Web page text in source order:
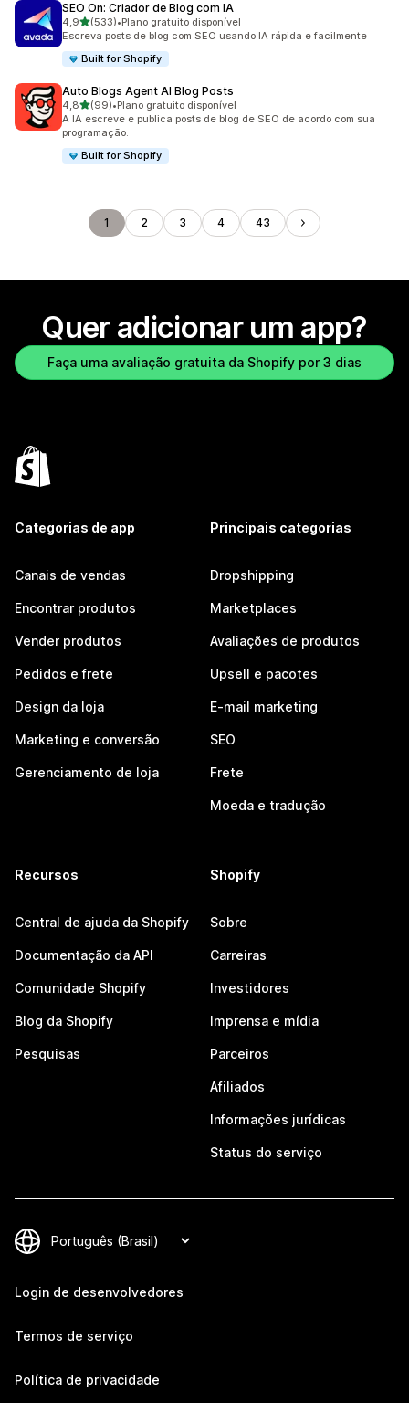
SEO On: Criador de Blog com IA
4,9de 5 estrelas
(533)
533 avaliações ao todo
•Plano gratuito disponível
Escreva posts de blog com SEO usando IA rápida e facilmente
Built for Shopify
Auto Blogs Agent AI Blog Posts
4,8de 5 estrelas
(99)
99 avaliações ao todo
•Plano gratuito disponível
A IA escreve e publica posts de blog de SEO de acordo com sua
programação.
Built for Shopify
1 2 3 4 43
Quer adicionar um app?
Faça uma avaliação gratuita da Shopify por 3 dias
Categorias de app
Canais de vendas
Encontrar produtos
Vender produtos
Pedidos e frete
Design da loja
Marketing e conversão
Gerenciamento de loja
Principais categorias
Dropshipping
Marketplaces
Avaliações de produtos
Upsell e pacotes
E-mail marketing
SEO
Frete
Moeda e tradução
Recursos
Central de ajuda da Shopify
Documentação da API
Comunidade Shopify
Blog da Shopify
Pesquisas
Shopify
Sobre
Carreiras
Investidores
Imprensa e mídia
Parceiros
Afiliados
Informações jurídicas
Status do serviço
Login de desenvolvedores
Termos de serviço
Política de privacidade